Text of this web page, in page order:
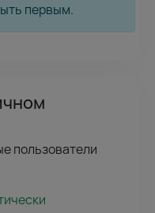
первым.
пользователи